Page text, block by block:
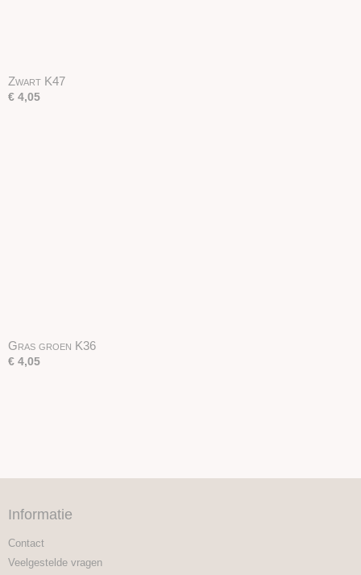
Zwart K47
€ 4,05
Gras groen K36
€ 4,05
Informatie
Contact
Veelgestelde vragen